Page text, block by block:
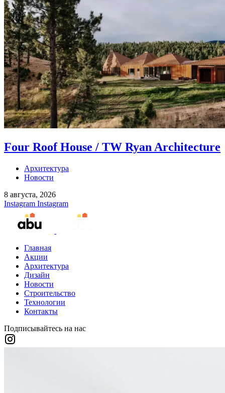
Four Roof House / TW Ryan Architecture
Архитектура
Новости
8 августа, 2026
Instagram Instagram
Главная
Акции
Архитектура
Дизайн
Новости
Строительство
Технологии
Контакты
Подписывайтесь на нас